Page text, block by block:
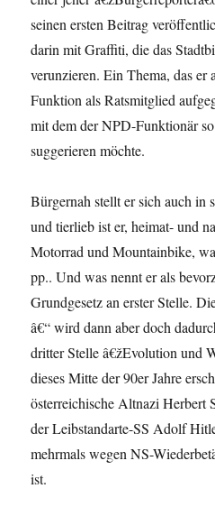
seinen ersten Beitrag
darin mit Graffiti, die das
verunzieren. Ein Thema, das er
Funktion als Ratsmitglied
mit dem der NPD-Funktionär
suggerieren möchte.
Bürgernah stellt er sich auch in
und tierlieb ist er, heimat- und
Motorrad und Mountainbike,
pp.. Und was nennt er als
Grundgesetz an erster Stelle.
â€“ wird dann aber doch
dritter Stelle â€žEvolution und
dieses Mitte der 90er Jahre
österreichische Altnazi Herbert
der Leibstandarte-SS Adolf
mehrmals wegen NS-
ist.